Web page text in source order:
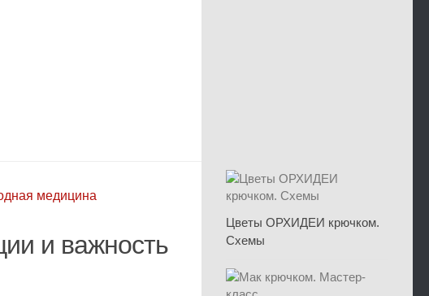
медицина
и важность
Цветы ОРХИДЕИ крючком.
Схемы